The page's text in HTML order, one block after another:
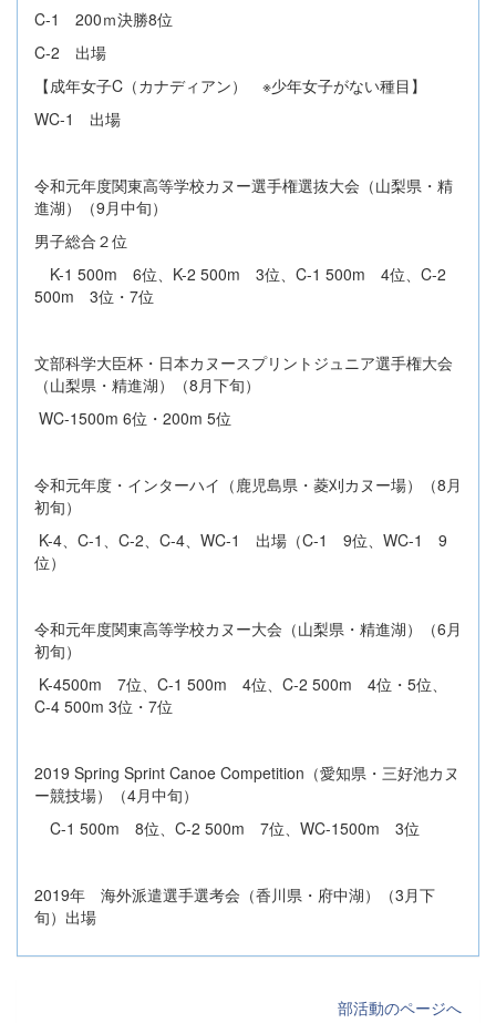
C-1 200ｍ決勝8位
C-2 出場
【成年女子C（カナディアン） ※少年女子がない種目】
WC-1 出場
令和元年度関東高等学校カヌー選手権選抜大会（山梨県・精
進湖）（9月中旬）
男子総合２位
K-1 500m 6位、K-2 500m 3位、C-1 500m 4位、C-2
500m 3位・7位
文部科学大臣杯・日本カヌースプリントジュニア選手権大会
（山梨県・精進湖）（8月下旬）
WC-1500m 6位・200m 5位
令和元年度・インターハイ（鹿児島県・菱刈カヌー場）（8月
初旬）
K-4、C-1、C-2、C-4、WC-1 出場（C-1 9位、WC-1 9
位）
令和元年度関東高等学校カヌー大会（山梨県・精進湖）（6月
初旬）
K-4500m 7位、C-1 500m 4位、C-2 500m 4位・5位、
C-4 500m 3位・7位
2019 Spring Sprint Canoe Competition（愛知県・三好池カヌ
ー競技場）（4月中旬）
C-1 500m 8位、C-2 500m 7位、WC-1500m 3位
2019年 海外派遣選手選考会（香川県・府中湖）（3月下
旬）出場
部活動のページへ